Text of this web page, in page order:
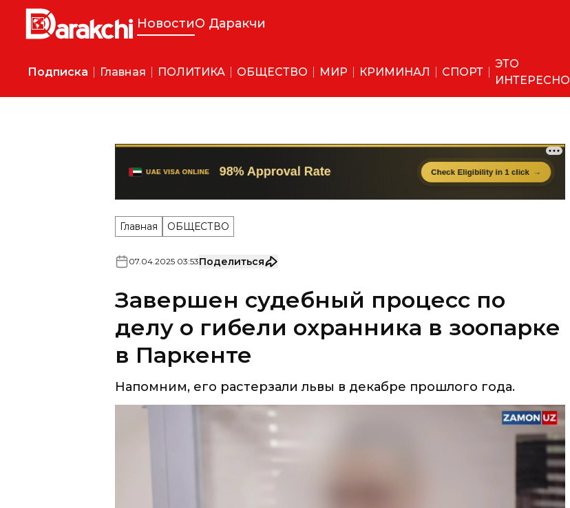
НовостиО Даракчи
Подписка Главная ПОЛИТИКА ОБЩЕСТВО МИР КРИМИНАЛ СПОРТ
ЭТО
ИНТЕРЕСНО
Главная ОБЩЕСТВО
Завершен судебный процесс по
делу о гибели охранника в зоопарке
в Паркенте
Напомним, его растерзали львы в декабре прошлого года.